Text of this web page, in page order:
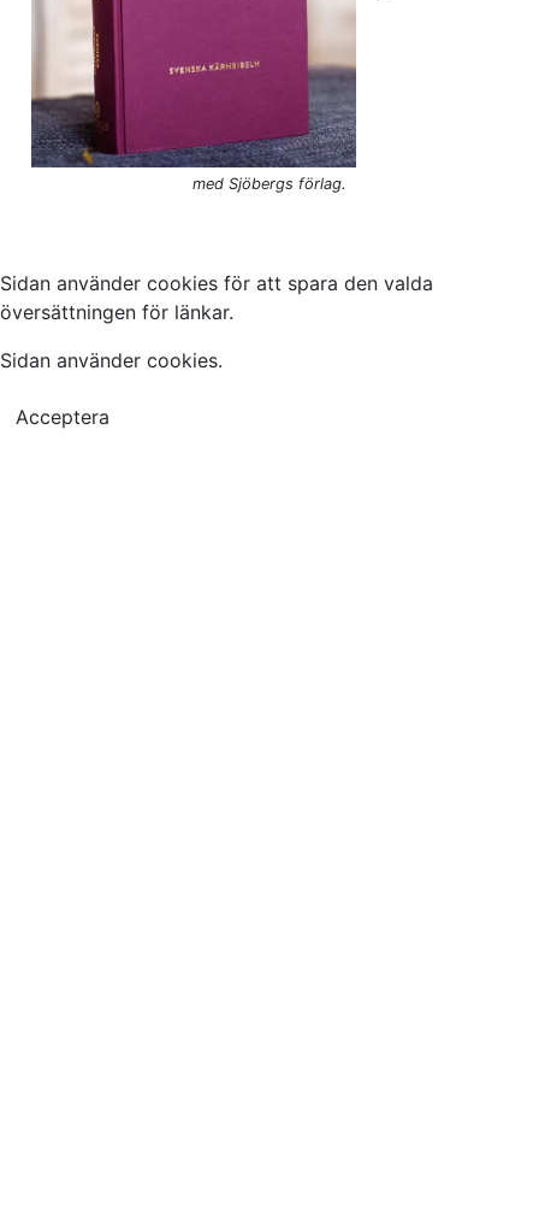
med Sjöbergs förlag.
Sidan använder cookies för att spara den valda
översättningen för länkar.
Sidan använder cookies.
Acceptera